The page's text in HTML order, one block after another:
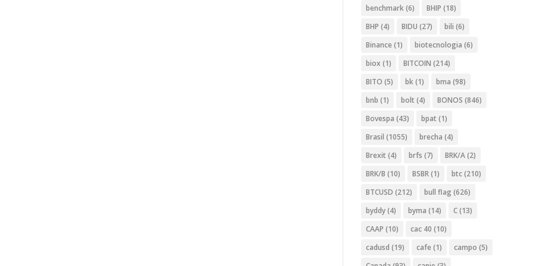
benchmark(6) BHIP (18)
BHP (4) BIDU (27) bili (6)
Binance (1) biotecnologia (6)
biox (1) BITCOIN (214)
BITO (5) bk(1) bma (98)
bnb (1) bolt (4) BONOS (846)
Bovespa (43) bpat (1)
Brasil (1055) brecha (4)
Brexit (4) brfs (7) BRK/A(2)
BRK/B (10) BSBR(1) btc(210)
BTCUSD (212) bull flag (626)
byddy(4) byma (14) C(13)
CAAP (10) cac 40 (10)
cadusd (19) cafe (1) campo (5)